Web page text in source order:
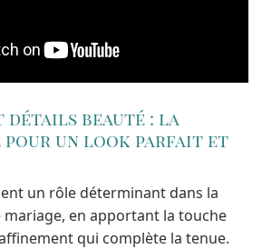
détails beauté : la
un look parfait et
un rôle déterminant dans la
en apportant la touche
qui complète la tenue.